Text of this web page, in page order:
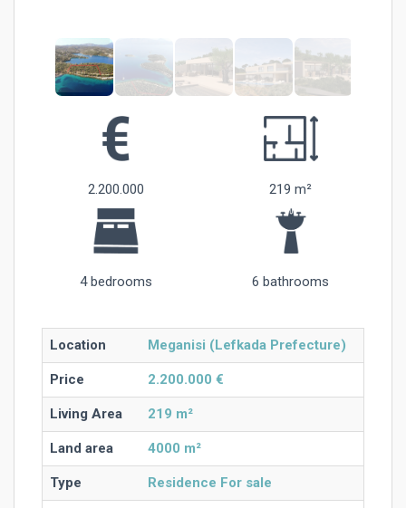
2.200.000 219 m²
4 bedrooms 6 bathrooms
Location Meganisi (Lefkada Prefecture)
Price 2.200.000 €
Living Area 219 m²
Land area 4000 m²
Type Residence For sale